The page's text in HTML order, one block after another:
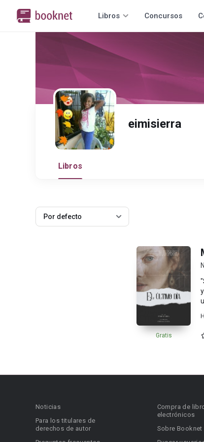
Libros Concursos
eimisierra
Libros
Por defecto
Gratis
y
Noticias
Para los titulares de
derechos de autor
Compra de
electrónicos
Sobre Booknet